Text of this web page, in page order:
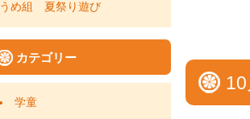
うめ組 夏祭り遊び
カテゴリー
学童